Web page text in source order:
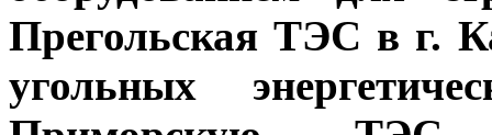
Прегольская ТЭС в г.
угольных